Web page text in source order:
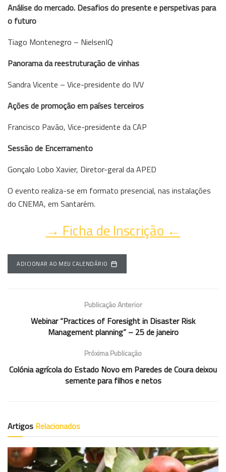
Análise do mercado. Desafios do presente e perspetivas para
o futuro
Tiago Montenegro – NielsenIQ
Panorama da reestruturação de vinhas
Sandra Vicente – Vice-presidente do IVV
Ações de promoção em países terceiros
Francisco Pavão, Vice-presidente da CAP
Sessão de Encerramento
Gonçalo Lobo Xavier, Diretor-geral da APED
O evento realiza-se em formato presencial, nas instalações
do CNEMA, em Santarém.
→ Ficha de Inscrição ←
ADICIONAR AO MEU CALENDÁRIO
Publicação Anterior
Webinar “Practices of Foresight in Disaster Risk
Management planning” – 25 de janeiro
Próxima Publicação
Colónia agrícola do Estado Novo em Paredes de Coura deixou
semente para filhos e netos
Artigos Relacionados